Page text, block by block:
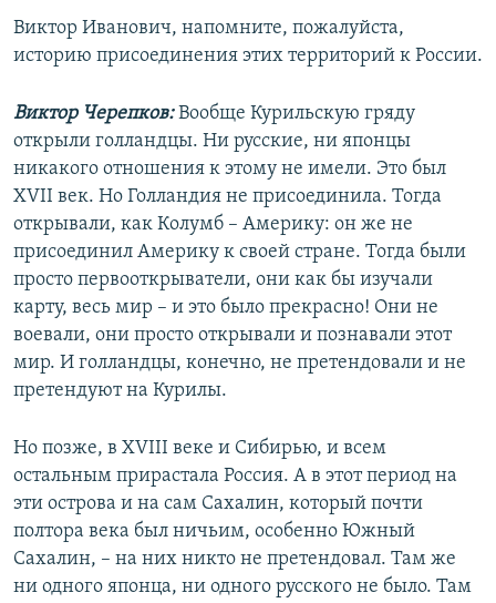
Виктор Иванович, напомните, пожалуйста,
историю присоединения этих территорий к России.
Виктор Черепков:Вообще Курильскую гряду
открыли голландцы. Ни русские, ни японцы
никакого отношения к этому не имели. Это был
XVII век. Но Голландия не присоединила. Тогда
открывали, как Колумб – Америку: он же не
присоединил Америку к своей стране. Тогда были
просто первооткрыватели, они как бы изучали
карту, весь мир – и это было прекрасно! Они не
воевали, они просто открывали и познавали этот
мир. И голландцы, конечно, не претендовали и не
претендуют на Курилы.
Но позже, в XVIII веке и Сибирью, и всем
остальным прирастала Россия. А в этот период на
эти острова и на сам Сахалин, который почти
полтора века был ничьим, особенно Южный
Сахалин, – на них никто не претендовал. Там же
ни одного японца, ни одного русского не было. Там